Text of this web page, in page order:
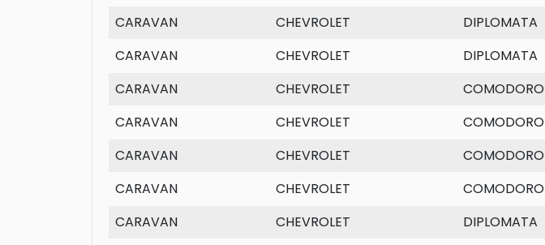
CARAVAN
CHEVROLET DIPLOMATA
CARAVAN
CHEVROLET DIPLOMATA
CARAVAN
CHEVROLET COMODORO
CARAVAN
CHEVROLET COMODORO
CARAVAN
CHEVROLET COMODORO
CARAVAN
CHEVROLET COMODORO
CARAVAN
CHEVROLET DIPLOMATA